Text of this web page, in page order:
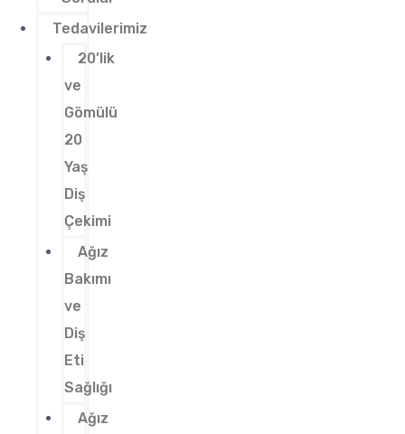
Tedavilerimiz
20’lik
ve
Gömülü
20
Yaş
Diş
Çekimi
Ağız
Bakımı
ve
Diş
Eti
Sağlığı
Ağız